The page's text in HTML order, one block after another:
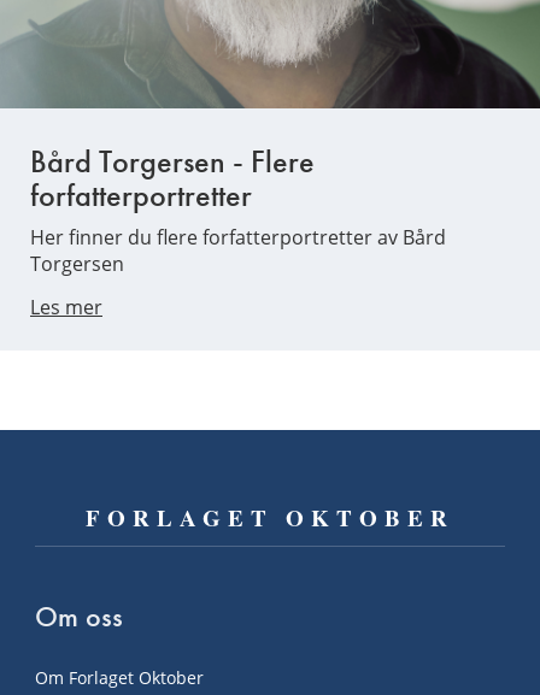
Bård Torgersen - Flere
forfatterportretter
Her finner du flere forfatterportretter av Bård
Torgersen
Les mer
FORLAGET OKTOBER
Om oss
Om Forlaget Oktober